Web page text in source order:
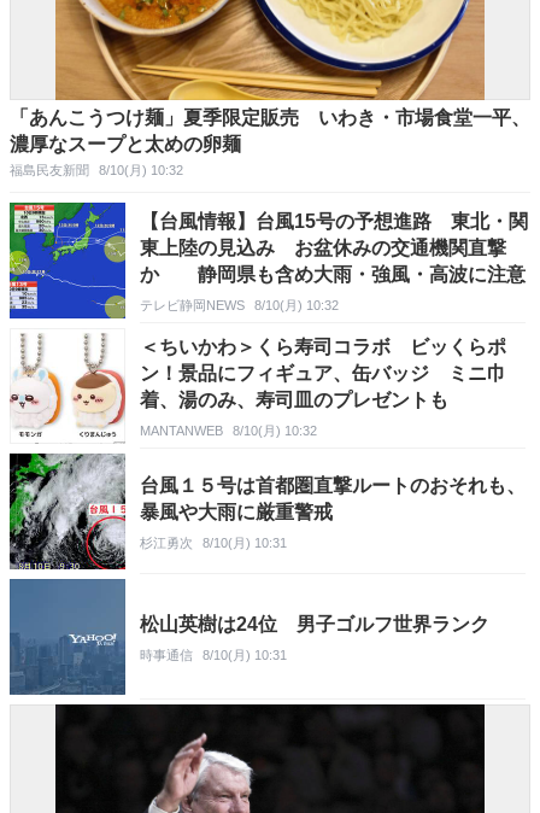
「あんこうつけ麺」夏季限定販売 いわき・市場食堂一平、
濃厚なスープと太めの卵麺
福島民友新聞 8/10(月) 10:32
【台風情報】台風15号の予想進路 東北・関
東上陸の見込み お盆休みの交通機関直撃
か 静岡県も含め大雨・強風・高波に注意
テレビ静岡NEWS 8/10(月) 10:32
＜ちいかわ＞くら寿司コラボ ビッくらポ
ン！景品にフィギュア、缶バッジ ミニ巾
着、湯のみ、寿司皿のプレゼントも
MANTANWEB 8/10(月) 10:32
台風１５号は首都圏直撃ルートのおそれも、
暴風や大雨に厳重警戒
杉江勇次 8/10(月) 10:31
松山英樹は24位 男子ゴルフ世界ランク
時事通信 8/10(月) 10:31